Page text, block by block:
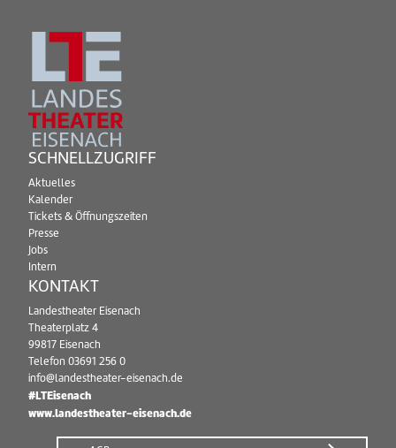
SCHNELLZUGRIFF
Aktuelles
Kalender
Tickets & Öffnungszeiten
Presse
Jobs
Intern
KONTAKT
Landestheater Eisenach
Theaterplatz 4
99817 Eisenach
Telefon 03691 256 0
info@landestheater-eisenach.de
#LTEisenach
www.landestheater-eisenach.de